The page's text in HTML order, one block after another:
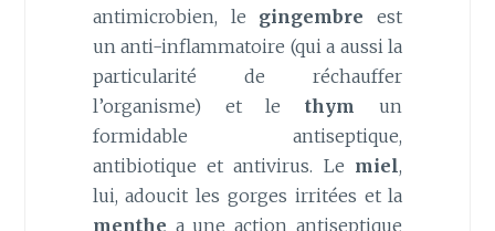
antimicrobien, le gingembre est
un anti-inflammatoire (qui a aussi la
particularité de réchauffer
l’organisme) et le thym un
formidable antiseptique,
antibiotique et antivirus. Le miel,
lui, adoucit les gorges irritées et la
menthe a une action antiseptique